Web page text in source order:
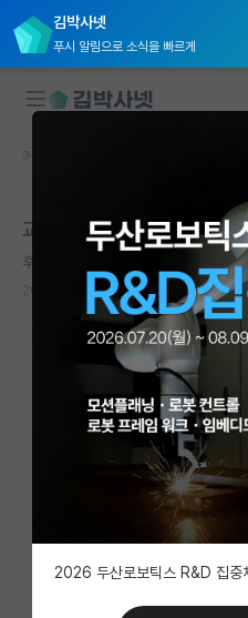
김박사넷
푸시 알림으로 소식을 빠르게
국내대학원 정보
연구실&오픈랩
커뮤니티
커뮤니티 홈
전체글보기
베스트 게시판
IF 명예의전당
자유 게시판(아무개랩)
미국 유학 게시판
커뮤니티 홈
교수님 지도 스타일에 대한
후회하는 프리모 레비
14 2125
2026 두산로보틱스 R&D 집